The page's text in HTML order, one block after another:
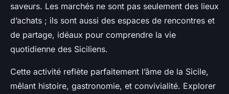
saveurs. Les marchés ne sont pas seulement des lieux
d’achats ; ils sont aussi des espaces de rencontres et
de partage, idéaux pour comprendre la vie
quotidienne des Siciliens.
Cette activité reflète parfaitement l’âme de la Sicile,
mêlant histoire, gastronomie, et convivialité. Explorer